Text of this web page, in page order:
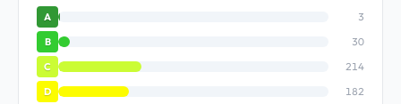
A 3
B 30
C 214
D 182